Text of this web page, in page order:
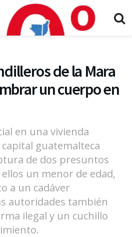
de la Mara
un cuerpo en
en una vivienda
guatemalteca
de dos presuntos
un menor de edad,
a un cadáver
autoridades también
ilegal y un cuchillo